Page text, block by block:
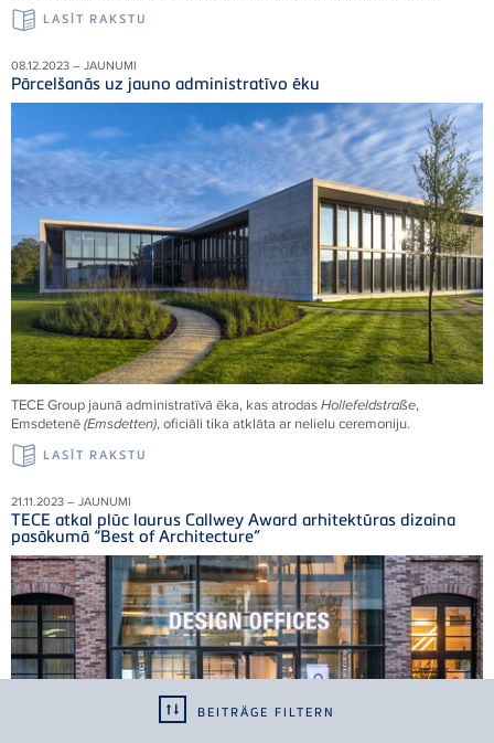
BEITRÄGE FILTERN
LASĪT RAKSTU
08.12.2023 – JAUNUMI
Pārcelšanās uz jauno administratīvo ēku
TECE Group jaunā administratīvā ēka, kas atrodasHollefeldstraße,
Emsdetenē(Emsdetten), oficiāli tika atklāta ar nelielu ceremoniju.
LASĪT RAKSTU
21.11.2023 – JAUNUMI
TECE atkal plūc laurus Callwey Award arhitektūras dizaina
pasākumā “Best of Architecture”